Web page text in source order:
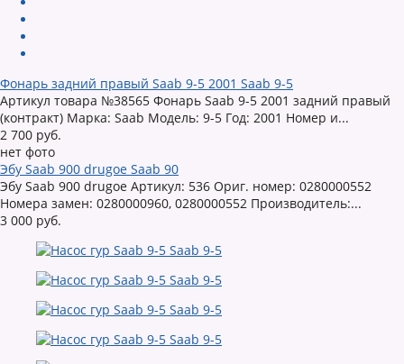
Фонарь задний правый Saab 9-5 2001 Saab 9-5
Артикул товара №38565 Фонарь Saab 9-5 2001 задний правый
(контракт) Марка: Saab Модель: 9-5 Год: 2001 Номер и...
2 700 руб.
нет фото
Эбу Saab 900 drugoe Saab 90
Эбу Saab 900 drugoe Артикул: 536 Ориг. номер: 0280000552
Номера замен: 0280000960, 0280000552 Производитель:...
3 000 руб.